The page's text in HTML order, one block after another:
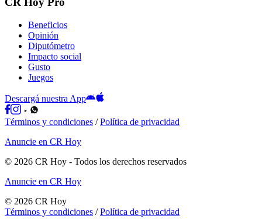
Beneficios
Opinión
Diputómetro
Impacto social
Gusto
Juegos
Descargá nuestra App
Términos y condiciones /Política de privacidad
Anuncie en CR Hoy
© 2026 CR Hoy - Todos los derechos reservados
Anuncie en CR Hoy
© 2026 CR Hoy
Términos y condiciones /Política de privacidad